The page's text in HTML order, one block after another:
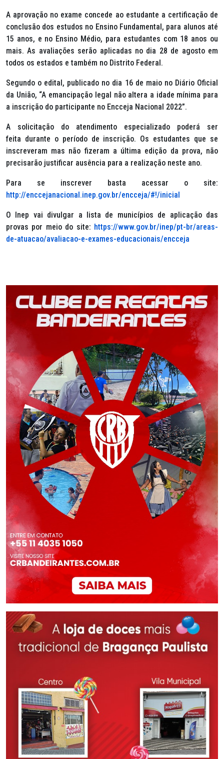
A aprovação no exame concede ao estudante a certificação de
conclusão dos estudos no Ensino Fundamental, para alunos até
15 anos, e no Ensino Médio, para estudantes com 18 anos ou
mais. As avaliações serão aplicadas no dia 28 de agosto em
todos os estados e também no Distrito Federal.
Segundo o edital, publicado no dia 16 de maio no Diário Oficial
da União, “A emancipação legal não altera a idade mínima para
a inscrição do participante no Encceja Nacional 2022”.
A solicitação do atendimento especializado poderá ser
feita durante o período de inscrição. Os estudantes que se
inscreveram mas não fizeram a última edição da prova, não
precisarão justificar ausência para a realização neste ano.
Para se inscrever basta acessar o site:
http://enccejanacional.inep.gov.br/encceja/#!/inicial
O Inep vai divulgar a lista de municípios de aplicação das
provas por meio do site: https://www.gov.br/inep/pt-br/areas-
de-atuacao/avaliacao-e-exames-educacionais/encceja